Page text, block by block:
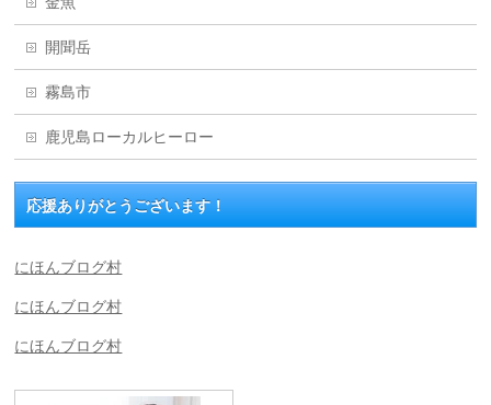
開聞岳
霧島市
鹿児島ローカルヒーロー
応援ありがとうございます！
にほんブログ村
にほんブログ村
にほんブログ村